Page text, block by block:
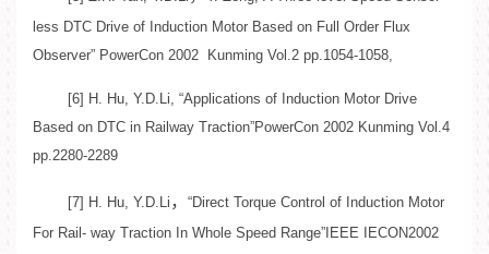
less DTC Drive of Induction Motor Based on Full Order Flux
Observer” PowerCon 2002 Kunming Vol.2 pp.1054-1058,
[6] H. Hu, Y.D.Li, “Applications of Induction Motor Drive
Based on DTC in Railway Traction”PowerCon 2002 Kunming Vol.4
pp.2280-2289
[7] H. Hu, Y.D.Li ， “Direct Torque Control of Induction Motor
For Rail- way Traction In Whole Speed Range”IEEE IECON2002